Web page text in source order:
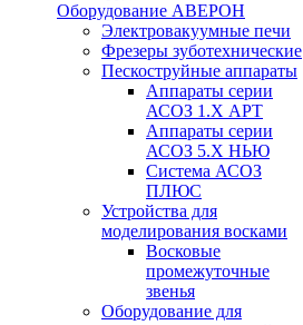
Оборудование АВЕРОН
Электровакуумные печи
Фрезеры зуботехнические
Пескоструйные аппараты
Аппараты серии
АСОЗ 1.Х АРТ
Аппараты серии
АСОЗ 5.Х НЬЮ
Система АСОЗ
ПЛЮС
Устройства для
моделирования восками
Восковые
промежуточные
звенья
Оборудование для